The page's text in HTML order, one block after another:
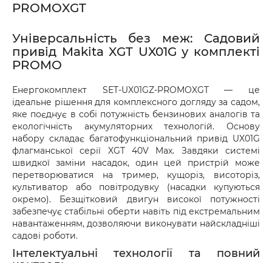
PROMOXGT
Універсальність без меж: Садовий
привід Makita XGT UX01G у комплекті
PROMO
Енергокомплект SET-UX01GZ-PROMOXGT — це
ідеальне рішення для комплексного догляду за садом,
яке поєднує в собі потужність бензинових аналогів та
екологічність акумуляторних технологій. Основу
набору складає багатофункціональний привід UX01G
флагманської серії XGT 40V Max. Завдяки системі
швидкої заміни насадок, один цей пристрій може
перетворюватися на тример, кущоріз, висоторіз,
культиватор або повітродувку (насадки купуються
окремо). Безщітковий двигун високої потужності
забезпечує стабільні оберти навіть під екстремальним
навантаженням, дозволяючи виконувати найскладніші
садові роботи.
Інтелектуальні технології та повний